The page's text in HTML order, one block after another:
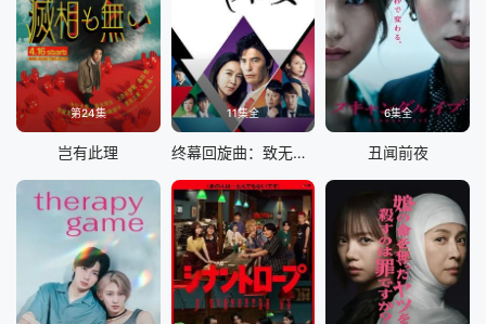
第24集
岂有此理
11集全
终幕回旋曲：致无法再见的你
6集全
丑闻前夜